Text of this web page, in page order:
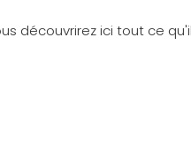
ici tout ce